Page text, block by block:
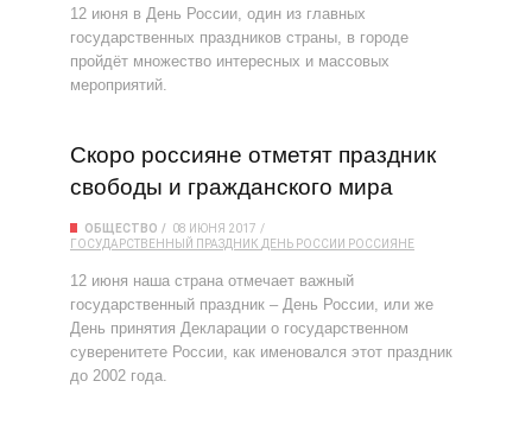
12 июня в День России, один из главных
государственных праздников страны, в городе
пройдёт множество интересных и массовых
мероприятий.
Скоро россияне отметят праздник
свободы и гражданского мира
ОБЩЕСТВО
08 ИЮНЯ 2017
ГОСУДАРСТВЕННЫЙ ПРАЗДНИК ДЕНЬ РОССИИ РОССИЯНЕ
12 июня наша страна отмечает важный
государственный праздник – День России, или же
День принятия Декларации о государственном
суверенитете России, как именовался этот праздник
до 2002 года.